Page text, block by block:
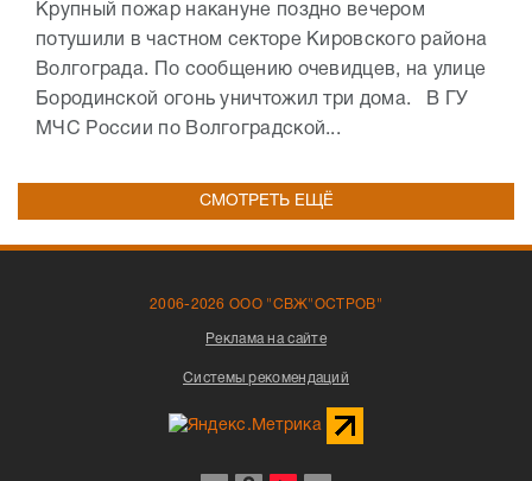
Крупный пожар накануне поздно вечером
потушили в частном секторе Кировского района
Волгограда. По сообщению очевидцев, на улице
Бородинской огонь уничтожил три дома. В ГУ
МЧС России по Волгоградской...
СМОТРЕТЬ ЕЩЁ
2006-2026 ООО "СВЖ"ОСТРОВ"
Реклама на сайте
Системы рекомендаций